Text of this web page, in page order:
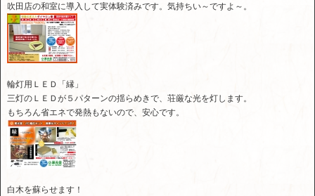
吹田店の和室に導入して実体験済みです。気持ちい～ですよ～。
輪灯用ＬＥＤ「縁」
三灯のＬＥＤが５パターンの揺らめきで、荘厳な光を灯します。
もちろん省エネで発熱もないので、安心です。
白木を蘇らせます！